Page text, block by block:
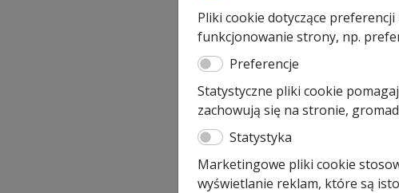
Pliki cookie dotyczące
funkcjonowanie strony, np.
Preferencje
Statystyczne pliki cookie
zachowują się na stronie,
Statystyka
Marketingowe pliki cookie
wyświetlanie reklam, które są